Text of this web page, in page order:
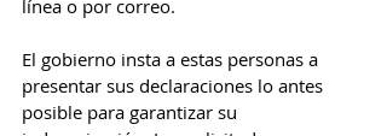
línea o por correo.
El gobierno insta a estas personas a
presentar sus declaraciones lo antes
posible para garantizar su